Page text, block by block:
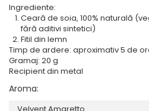
Ingrediente:
Ceară de soia, 100% naturală
fără aditivi sintetici)
Fitil din lemn
Timp de ardere: aproximativ 5 de
Gramaj: 20 g
Recipient din metal
Aroma: